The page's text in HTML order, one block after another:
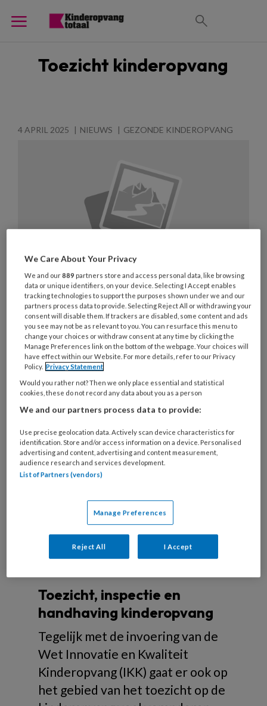
Toezicht kinderopvang
4 APRIL 2025 NIEUWS GEZONDE KINDEROPVANG
Hoe gezond is jouw kinderopvang
echt?
Kinderopvangorganisaties pronken graag met
hun gezonde aanpak. Maar hoe weet je zeker dat
je als opvang écht goed bezig bent? En wat als je
een gezonder beleid wilt invoeren, maar niet weet
waar te beginnen? GGD Zuid-Holland Zuid heeft
daar dé oplossing voor gevonden: de
Sterrenmeter.
Over toezicht
kinderopvang
Toezicht, inspectie en
handhaving kinderopvang
Tegelijk met de invoering van de
Wet Innovatie en Kwaliteit
Kinderopvang (IKK) gaat er ook op
het gebied van het toezicht op de
We Care About Your Privacy
We and our889 partners store and access personal data, like browsing
data or unique identifiers, on your device. Selecting I Accept enables
tracking technologies to support the purposes shown under we and our
partners process data to provide. Selecting Reject All or withdrawing your
consent will disable them. If trackers are disabled, some content and ads
you see may not be as relevant to you. You can resurface this menu to
change your choices or withdraw consent at any time by clicking the
Manage Preferences link on the bottom of the webpage. Your choices will
have effect within our Website. For more details, refer to our Privacy
Policy. Privacy Statement
Would you rather not? Then we only place essential and statistical
cookies, these do not record any data about you as a person
We and our partners process data to provide:
Use precise geolocation data. Actively scan device characteristics for
identification. Store and/or access information on a device. Personalised
advertising and content, advertising and content measurement,
audience research and services development.
List of Partners (vendors)
Manage Preferences
Reject All I Accept